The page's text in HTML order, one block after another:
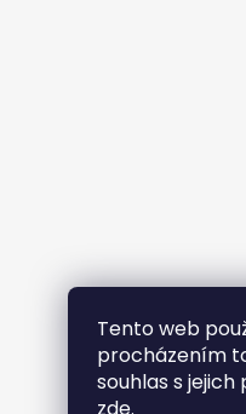
Tento web
procházením
souhlas s